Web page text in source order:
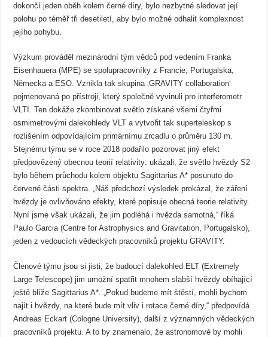
dokončí jeden oběh kolem černé díry, bylo nezbytné sledovat její
polohu po téměř tři desetiletí, aby bylo možné odhalit komplexnost
jejího pohybu.
Výzkum prováděl mezinárodní tým vědců pod vedením Franka
Eisenhauera (MPE) se spolupracovníky z Francie, Portugalska,
Německa a ESO. Vznikla tak skupina ‚GRAVITY collaboration‘
pojmenovaná po přístroji, který společně vyvinuli pro interferometr
VLTI. Ten dokáže zkombinovat světlo získané všemi čtyřmi
osmimetrovými dalekohledy VLT a vytvořit tak superteleskop s
rozlišením odpovídajícím primárnímu zrcadlu o průměru 130 m.
Stejnému týmu se v roce 2018 podařilo pozorovat jiný efekt
předpovězený obecnou teorií relativity: ukázali, že světlo hvězdy S2
bylo během průchodu kolem objektu Sagittarius A* posunuto do
červené části spektra. „Náš předchozí výsledek prokázal, že záření
hvězdy je ovlivňováno efekty, které popisuje obecná teorie relativity.
Nyní jsme však ukázali, že jim podléhá i hvězda samotná,“ říká
Paulo Garcia (Centre for Astrophysics and Gravitation, Portugalsko),
jeden z vedoucích vědeckých pracovníků projektu GRAVITY.
Členové týmu jsou si jisti, že budoucí dalekohled ELT (Extremely
Large Telescope) jim umožní spatřit mnohem slabší hvězdy obíhající
ještě blíže Sagittarius A*. „Pokud budeme mít štěstí, mohli bychom
najít i hvězdy, na které bude mít vliv i rotace černé díry,“ předpovídá
Andreas Eckart (Cologne University), další z významných vědeckých
pracovníků projektu. A to by znamenalo, že astronomové by mohli